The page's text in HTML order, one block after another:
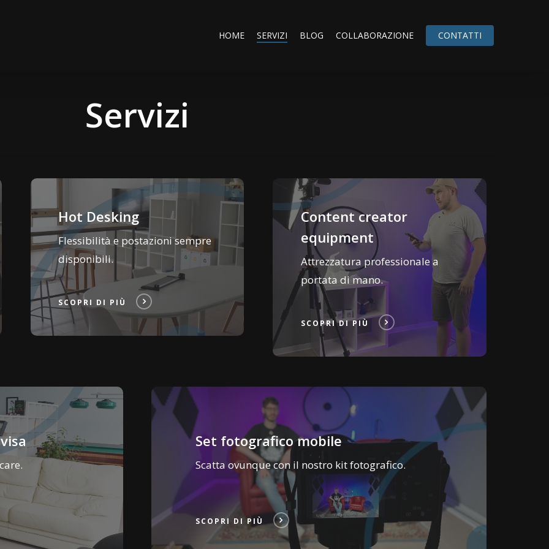
HOME SERVIZI BLOG COLLABORAZIONE CONTATTI
Servizi
Hot Desking
Flessibilità e postazioni sempre
disponibili.
SCOPRI DI PIÙ
Content creator
equipment
Attrezzatura professionale a
portata di mano.
SCOPRI DI PIÙ
Set fotografico mobile
Scatta ovunque con il nostro kit fotografico.
SCOPRI DI PIÙ